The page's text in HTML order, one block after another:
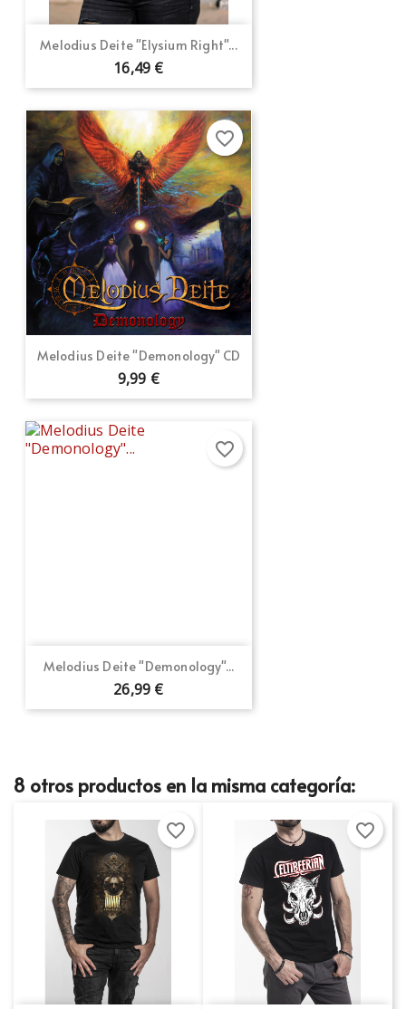
Melodius Deite "Elysium Right"...
16,49 €
Melodius Deite "Demonology" CD
9,99 €
favorite_border
Melodius Deite "Demonology"...
26,99 €
favorite_border
8 otros productos en la misma categoría:
favorite_border favorite_border